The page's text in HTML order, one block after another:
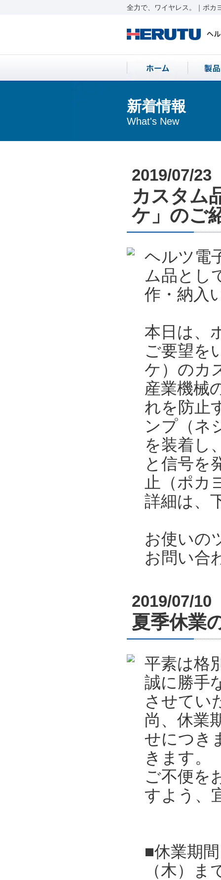
全力で、ワイヤレス。｜ポカ
新着情報
What's New
2019/07/23
カスタム
ケ」のご
ヘルツ電
ム品とし
作・納入
本日は、
ご要望を
ケ）のカ
産業機械
れを防止
ンプ（ネ
を装着し
と信号を
止（ポカ
詳細は、
お使いの
お問い合
2019/07/10
夏季休業
平素は格
誠に勝手
させてい
尚、休業
せにつき
きます。
ご不便を
すよう、
■休業期
（木）ま